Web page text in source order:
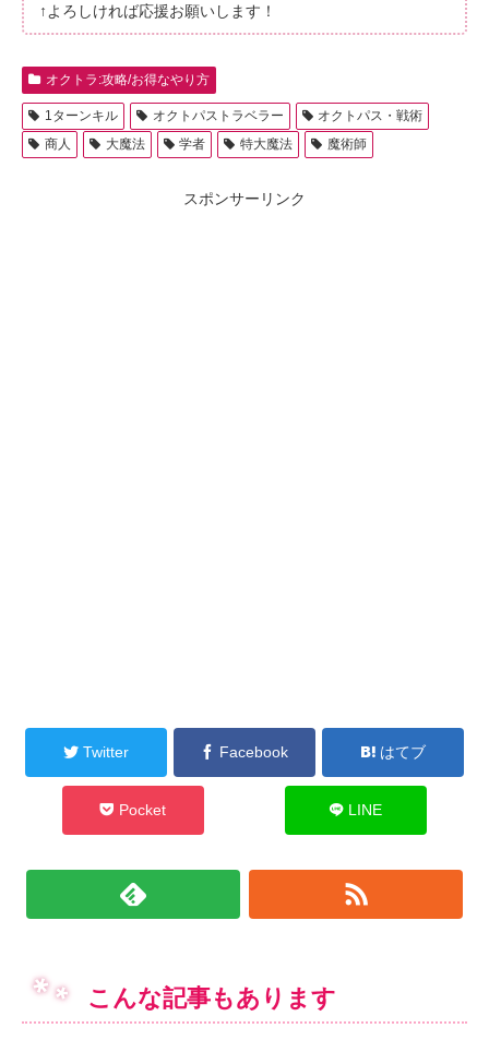
↑よろしければ応援お願いします！
オクトラ:攻略/お得なやり方
1ターンキル オクトパストラベラー
オクトパス・戦術
商人
大魔法 学者 特大魔法 魔術師
スポンサーリンク
Twitter Facebook はてブ
Pocket LINE
こんな記事もあります